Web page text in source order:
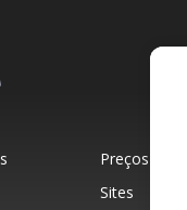
Preços
Sites